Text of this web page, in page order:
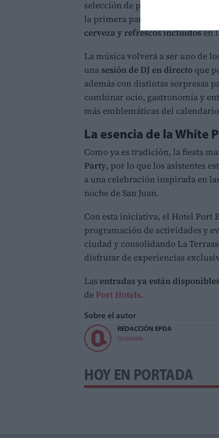
selección de propuestas
la primera parte de la noche, los
cerveza y refrescos incluidosen
La música volverá a ser uno de
una sesión de DJ en directo que
además con distintas sorpresas
combinar ocio, gastronomía y
más emblemáticas del
La esencia de la White
Como ya es tradición, la fiesta
Party, por lo que los asistentes
a una celebración inspirada en
noche de San Juan.
Con esta iniciativa, el Hotel Port
programación de actividades y
ciudad y consolidando La
disfrutar de experiencias
Las entradas ya están
de Port Hotels.
Sobre el autor
REDACCIÓN EPDA
Ver biografía
HOY EN PORTADA